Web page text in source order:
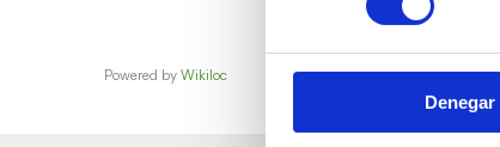
Denegar
Powered by Wikiloc